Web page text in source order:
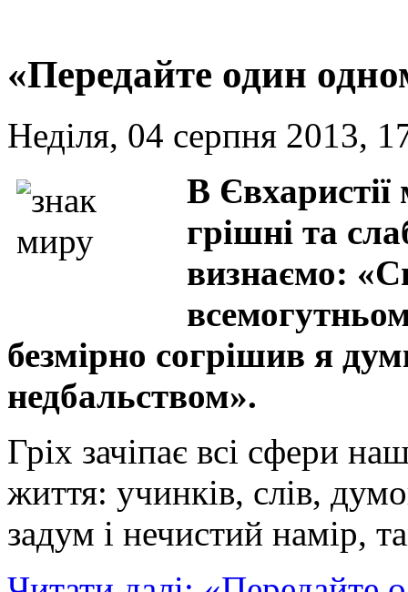
«Передайте один
Неділя, 04 серпня 2013,
В
грішні та
визнаємо:
безмірно согрішив я
недбальством».
Гріх зачіпає всі сфери
життя: учинків, слів,
задум і нечистий намір,